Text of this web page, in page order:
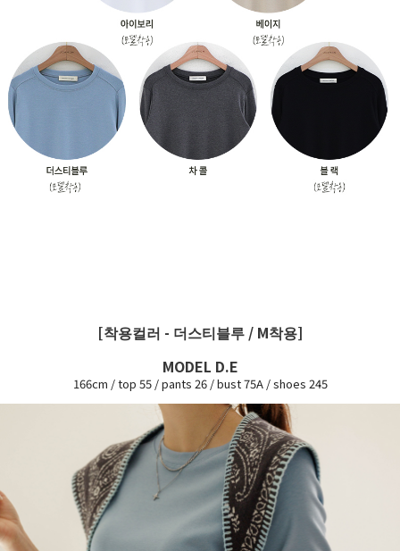
[착용컬러 - 더스티블루 / M착용]
MODEL D.E
166cm / top 55 / pants 26 / bust 75A / shoes 245